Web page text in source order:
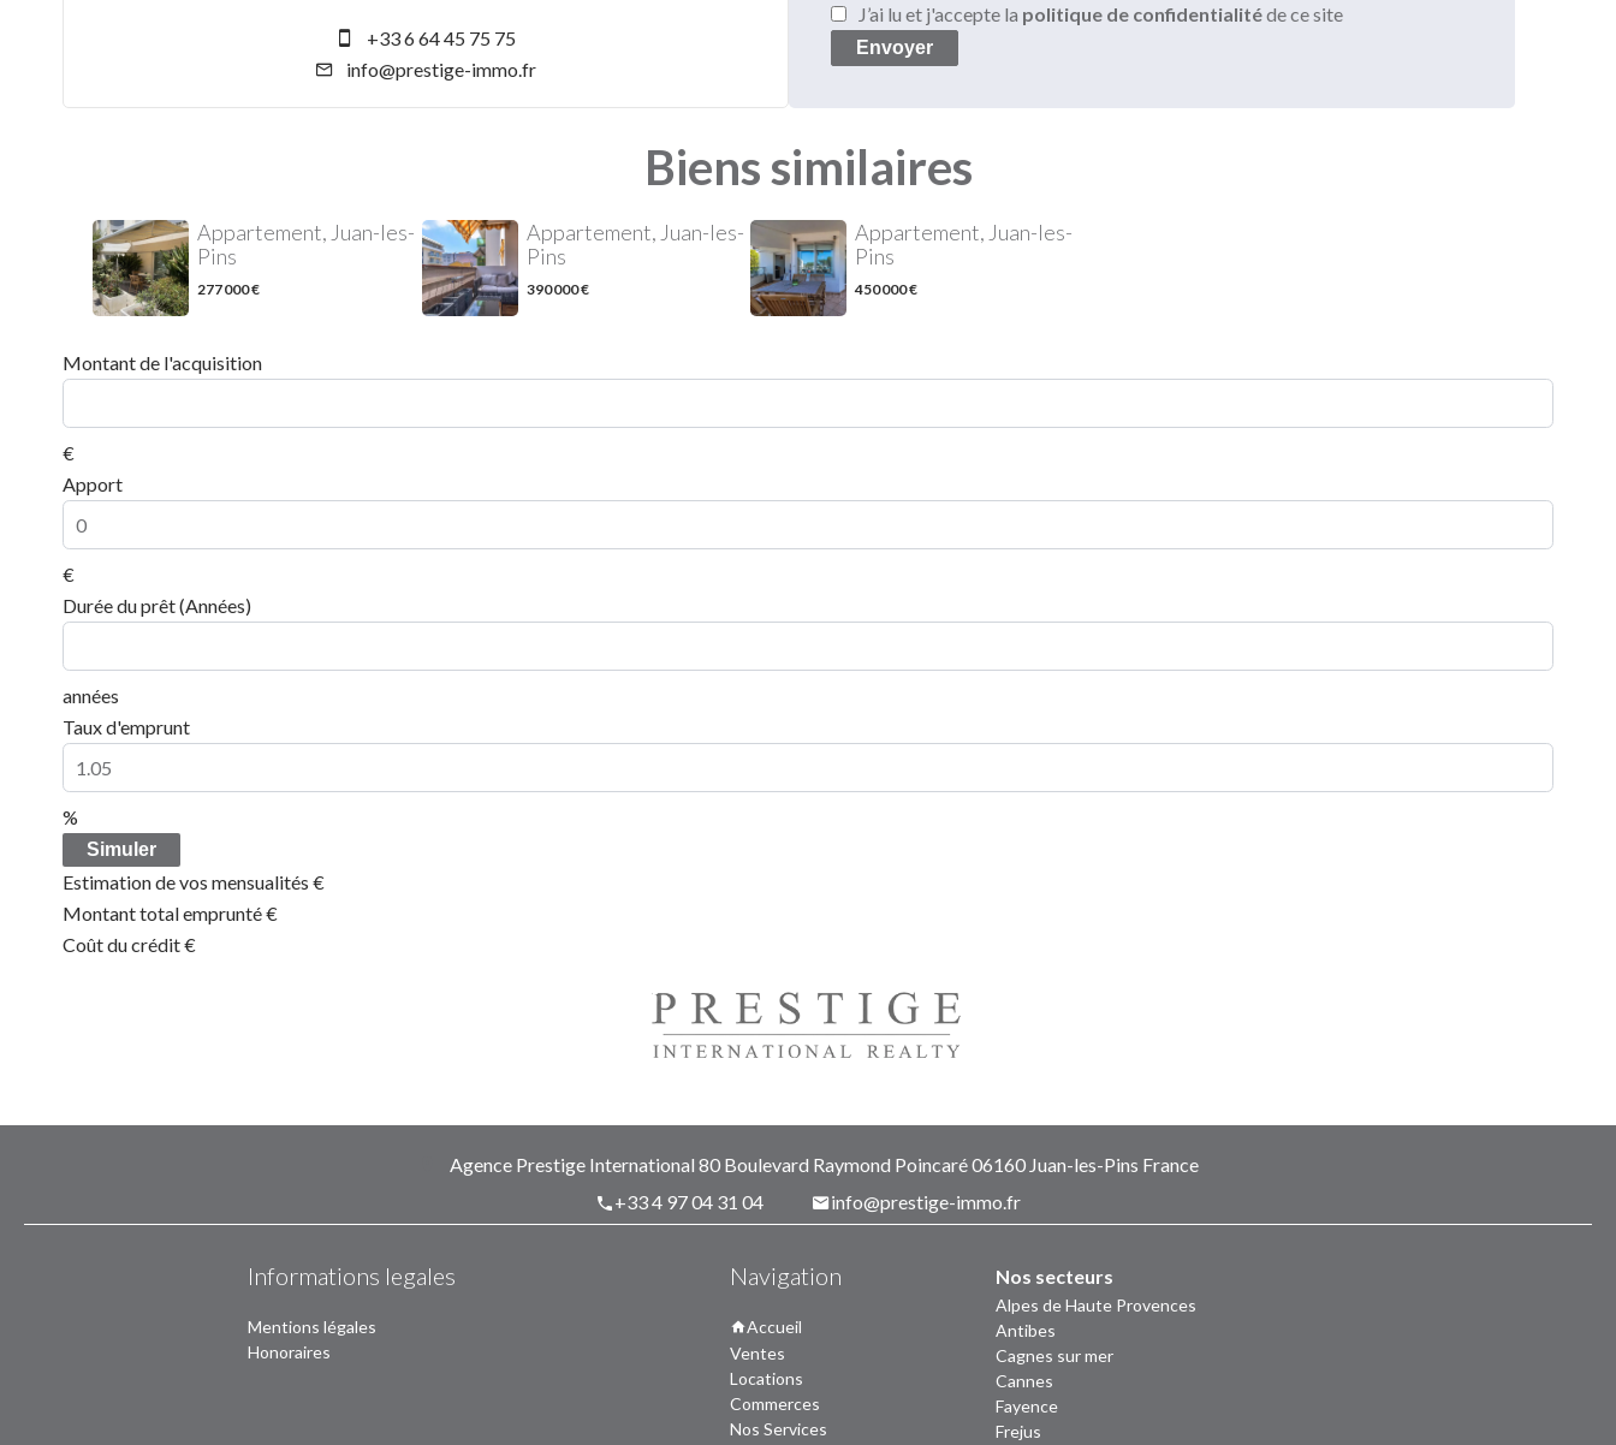
+33 6 64 45 75 75
info@prestige-immo.fr
J’ai lu et j'accepte la politique de confidentialitéde ce site
Envoyer
Biens similaires
Appartement, Juan-les-
Pins
277 000 €
Appartement, Juan-les-
Pins
390 000 €
Appartement, Juan-les-
Pins
450 000 €
Montant de l'acquisition
€
Apport
€
Durée du prêt (Années)
années
Taux d'emprunt
%
Simuler
Estimation de vos mensualités €
Montant total emprunté€
Coût du crédit€
Agence Prestige International 80 Boulevard Raymond Poincaré06160Juan-les-Pins France
+33 4 97 04 31 04
info@prestige-immo.fr
Informations legales
Mentions légales
Honoraires
Navigation
Accueil
Ventes
Locations
Commerces
Nos Services
Nos secteurs
Alpes de Haute Provences
Antibes
Cagnes sur mer
Cannes
Fayence
Frejus